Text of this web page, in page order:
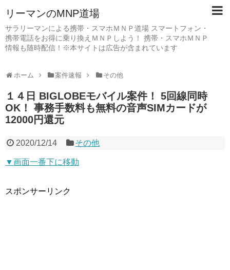
リーマンのMNP道場
サラリーマンによる携帯・スマホＭＮＰ道場 スマートフォン・
携帯電話をお得に乗り換えＭＮＰしよう！ 携帯・スマホＭＮＰ
情報も随時配信！※本サイトは広告が含まれています
ホーム 案件速報 その他
１４日 BIGLOBEモバイル案件！ 5回線同時
OK！ 事務手数料も無料の音声SIMカードが
12000円還元
2020/12/14 その他
▼画面一番下に移動
スポンサーリンク